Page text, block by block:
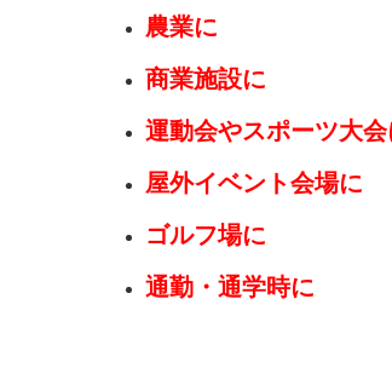
農業に
商業施設に
運動会やスポーツ大会
屋外イベント会場に
ゴルフ場に
通勤・通学時に